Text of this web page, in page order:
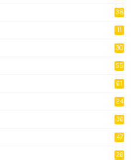
38
11
30
55
61
24
36
47
26